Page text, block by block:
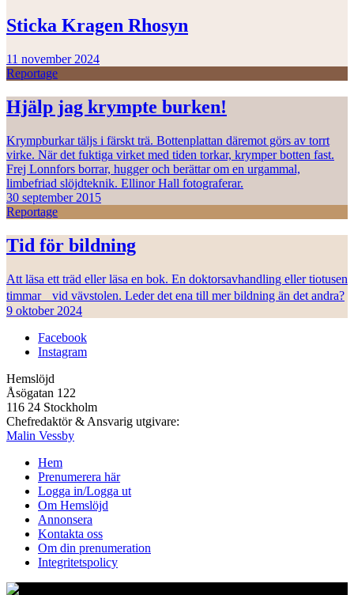
Sticka Kragen Rhosyn
11 november 2024
Reportage
Hjälp jag krympte burken!
Krympburkar täljs i färskt trä. Bottenplattan däremot görs av torrt
virke. När det fuktiga virket med tiden torkar, krymper botten fast.
Frej Lonnfors borrar, hugger och berättar om en urgammal,
limbefriad slöjdteknik. Ellinor Hall fotograferar.
30 september 2015
Reportage
Tid för bildning
Att läsa ett träd eller läsa en bok. En doktorsavhandling eller tiotusen
timmar vid vävstolen. Leder det ena till mer bildning än det andra?
9 oktober 2024
Facebook
Instagram
Hemslöjd
Åsögatan 122
116 24 Stockholm
Chefredaktör & Ansvarig utgivare:
Malin Vessby
Hem
Prenumerera här
Logga in/Logga ut
Om Hemslöjd
Annonsera
Kontakta oss
Om din prenumeration
Integritetspolicy